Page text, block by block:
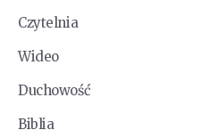
Czytelnia
Wideo
Duchowość
Biblia